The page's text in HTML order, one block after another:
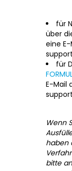
für
über
eine
für
E-Mail
Wenn
haben
bitte